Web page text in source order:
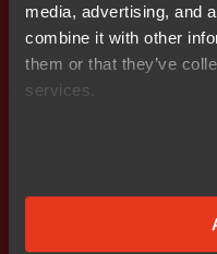
media, advertising, and
combine it with other
them or that they’ve
services.
보안
어플리케이션 보안,